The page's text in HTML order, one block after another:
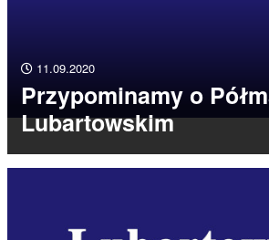
11.09.2020
Przypominamy o
Lubartowskim